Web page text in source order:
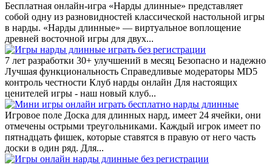
Бесплатная онлайн-игра «Нарды длинные» представляет
собой одну из разновидностей классической настольной игры
в нарды. «Нарды длинные» — виртуальное воплощение
древней восточной игры для двух...
7 лет разработки 30+ улучшений в месяц Безопасно и надежно
Лучшая функциональность Справедливые модераторы MD5
контроль честности Клуб нарды онлайн Для настоящих
ценителей игры - наш новый клуб...
Игровое поле Доска для длинных нард, имеет 24 ячейки, они
отмечены острыми треугольниками. Каждый игрок имеет по
пятнадцать фишек, которые ставятся в правую от него часть
доски в один ряд. Для...